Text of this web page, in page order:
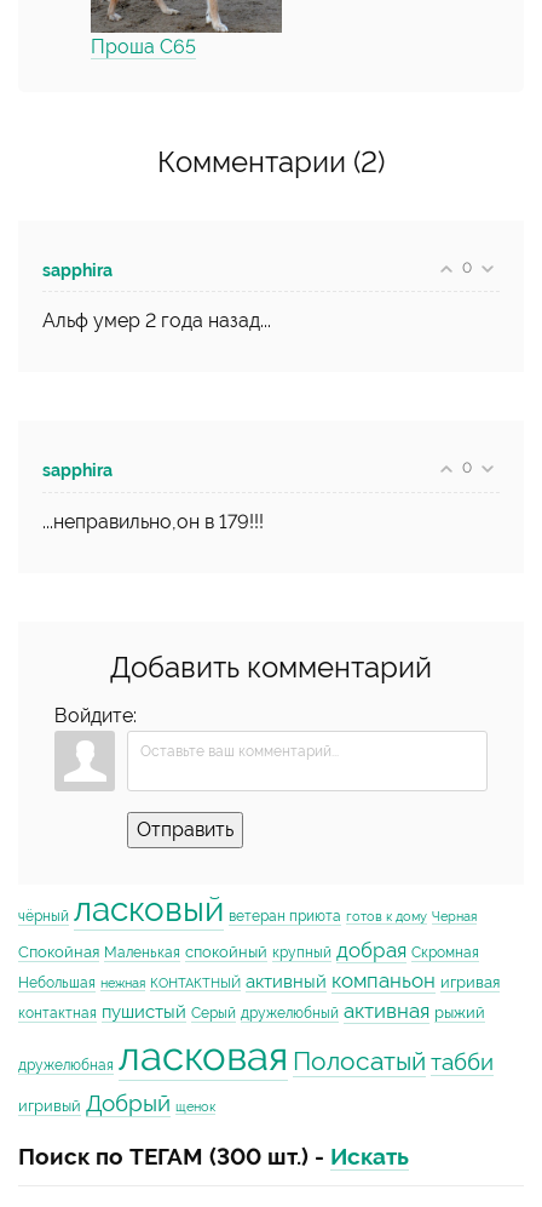
Проша С65
Комментарии (2)
0
sapphira
Альф умер 2 года назад...
0
sapphira
...неправильно,он в 179!!!
Добавить комментарий
Войдите:
Отправить
чёрный ласковый ветеран приюта готов к дому Черная
Спокойная Маленькая спокойный крупный добрая Скромная
Небольшая нежная КОНТАКТНЫЙ активный компаньон игривая
контактная пушистый Серый дружелюбный активная рыжий
дружелюбная ласковая Полосатый табби
игривый Добрый щенок
Поиск по ТЕГАМ (300 шт.) - Искать